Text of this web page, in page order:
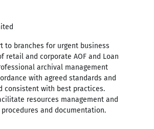
to branches for urgent business
retail and corporate AOF and Loan
archival management
with agreed standards and
consistent with best practices.
resources management and
and documentation.